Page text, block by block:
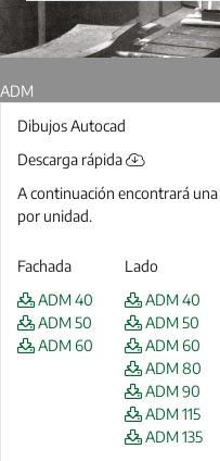
ADM
Dibujos Autocad
Descarga rápida
A continuación encontrará
por unidad.
Fachada
ADM 40
ADM 50
ADM 60
Lado
ADM 40
ADM 50
ADM 60
ADM 80
ADM 90
ADM 115
ADM 135